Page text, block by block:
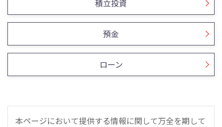
積立投資
預金
ローン
本ページにおいて提供する情報に関して万全を期して